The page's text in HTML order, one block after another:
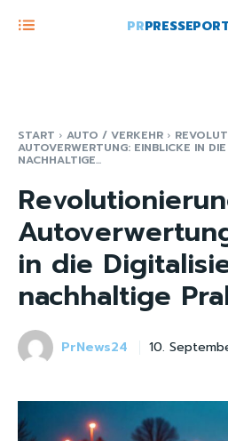
PR
START AUTO / VERKEHR
AUTOVERWERTUNG: EINBLICKE IN
NACHHALTIGE...
in die
nachhaltige
PrNews24 10.